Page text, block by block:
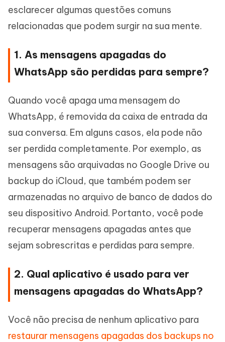
esclarecer algumas questões comuns
relacionadas que podem surgir na sua mente.
1. As mensagens apagadas do
WhatsApp são perdidas para sempre?
Quando você apaga uma mensagem do
WhatsApp, é removida da caixa de entrada da
sua conversa. Em alguns casos, ela pode não
ser perdida completamente. Por exemplo, as
mensagens são arquivadas no Google Drive ou
backup do iCloud, que também podem ser
armazenadas no arquivo de banco de dados do
seu dispositivo Android. Portanto, você pode
recuperar mensagens apagadas antes que
sejam sobrescritas e perdidas para sempre.
2. Qual aplicativo é usado para ver
mensagens apagadas do WhatsApp?
Você não precisa de nenhum aplicativo para
restaurar mensagens apagadas dos backups no